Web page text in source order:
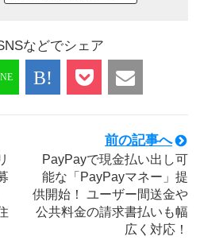
などでシェア
前の記事へ
PayPayで現金払い出し可
能な「PayPayマネー」提
供開始！ ユーザー間送金や
公共料金の請求書払いも幅
広く対応！